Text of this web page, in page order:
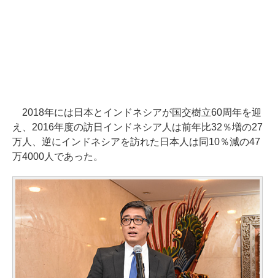
2018年には日本とインドネシアが国交樹立60周年を迎
え、2016年度の訪日インドネシア人は前年比32％増の27
万人、逆にインドネシアを訪れた日本人は同10％減の47
万4000人であった。